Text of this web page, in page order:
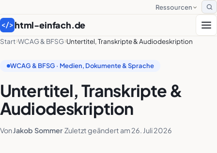
Ressourcen
</> html-einfach.de
Start WCAG & BFSG Untertitel, Transkripte & Audiodeskription
WCAG & BFSG · Medien, Dokumente & Sprache
Untertitel, Transkripte &
Audiodeskription
VonJakob Sommer Zuletzt geändert am 26. Juli 2026